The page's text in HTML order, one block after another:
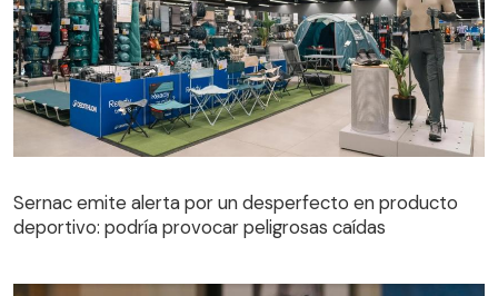
Sernac emite alerta por un desperfecto en producto
deportivo: podría provocar peligrosas caídas